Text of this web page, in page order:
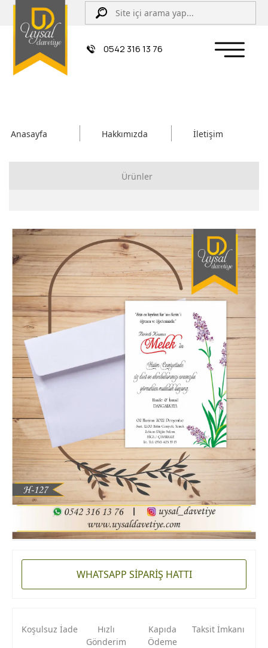
Ürünler
Zarflı Davetiye
Sünnet Davetiyesi
Hatim Davetiyesi
WHATSAPP SİPARİŞ HATTI
Koşulsuz İade
Hızlı
Gönderim
Kapıda
Ödeme
Taksit İmkanı
Anasayfa Hakkımızda İletişim
0542 316 13 76